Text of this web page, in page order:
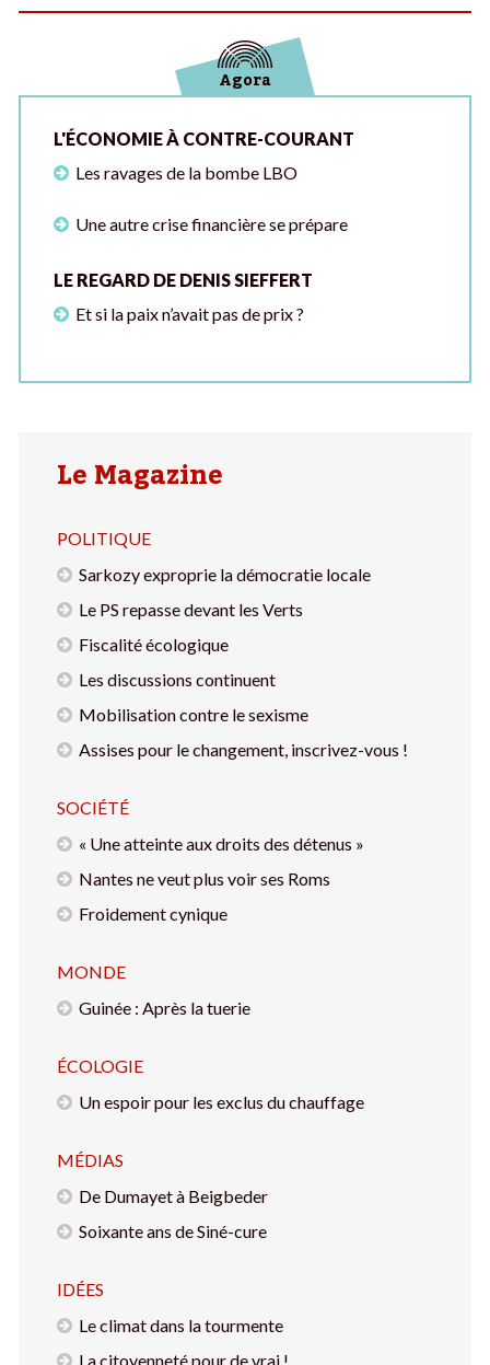
Agora
L'ÉCONOMIE À CONTRE-COURANT
Les ravages de la bombe LBO
Une autre crise financière se prépare
LE REGARD DE DENIS SIEFFERT
Et si la paix n’avait pas de prix ?
Le Magazine
POLITIQUE
Sarkozy exproprie la démocratie locale
Le PS repasse devant les Verts
Fiscalité écologique
Les discussions continuent
Mobilisation contre le sexisme
Assises pour le changement, inscrivez-vous !
SOCIÉTÉ
« Une atteinte aux droits des détenus »
Nantes ne veut plus voir ses Roms
Froidement cynique
MONDE
Guinée : Après la tuerie
ÉCOLOGIE
Un espoir pour les exclus du chauffage
MÉDIAS
De Dumayet à Beigbeder
Soixante ans de Siné-cure
IDÉES
Le climat dans la tourmente
La citoyenneté pour de vrai !